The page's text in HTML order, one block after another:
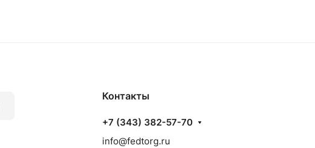
Контакты
+7 (343) 382-57-70
info@fedtorg.ru